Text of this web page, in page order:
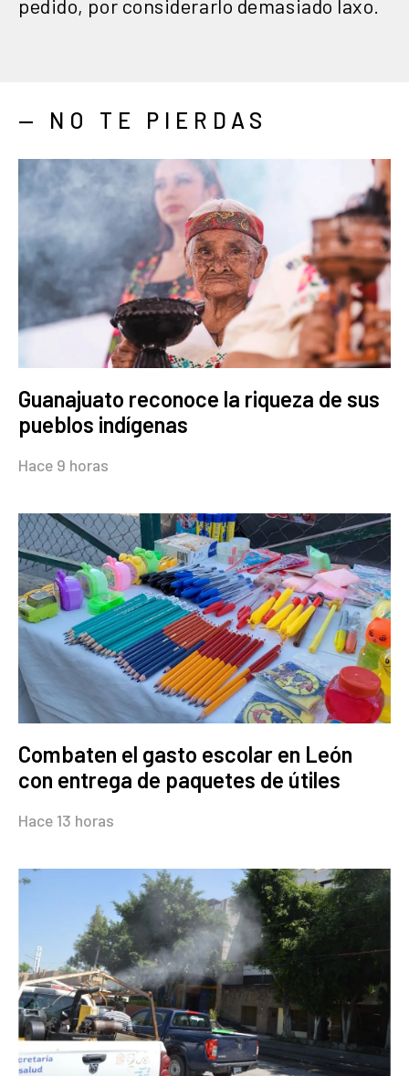
pedido, por considerarlo demasiado laxo.
— NO TE PIERDAS
Guanajuato reconoce la riqueza de sus
pueblos indígenas
Hace 9 horas
Combaten el gasto escolar en León
con entrega de paquetes de útiles
Hace 13 horas